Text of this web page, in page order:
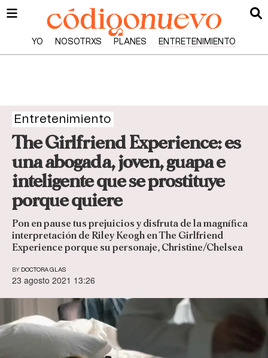
YO NOSOTRXS PLANES ENTRETENIMIENTO
Entretenimiento
The Girlfriend Experience: es
una abogada, joven, guapa e
inteligente que se prostituye
porque quiere
Pon en pause tus prejuicios y disfruta de la magnífica
interpretación de Riley Keogh en The Girlfriend
Experience porque su personaje, Christine/Chelsea
BY DOCTORA GLAS
23 agosto 2021 13:26